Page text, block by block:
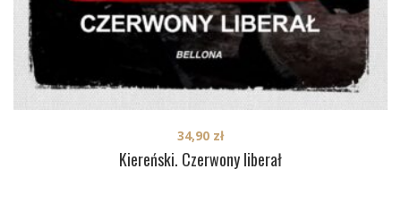
Kiereński. Czerwony liberał
34,90 zł